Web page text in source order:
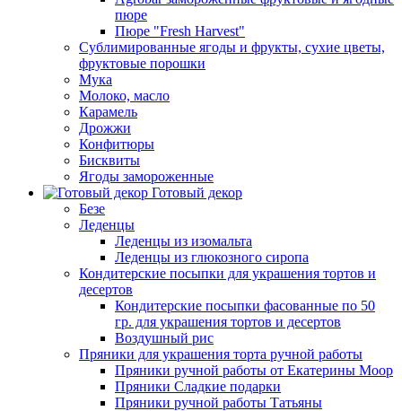
пюре
Пюре "Fresh Harvest"
Сублимированные ягоды и фрукты, сухие цветы,
фруктовые порошки
Мука
Молоко, масло
Карамель
Дрожжи
Конфитюры
Бисквиты
Ягоды замороженные
Готовый декор
Безе
Леденцы
Леденцы из изомальта
Леденцы из глюкозного сиропа
Кондитерские посыпки для украшения тортов и
десертов
Кондитерские посыпки фасованные по 50
гр. для украшения тортов и десертов
Воздушный рис
Пряники для украшения торта ручной работы
Пряники ручной работы от Екатерины Моор
Пряники Сладкие подарки
Пряники ручной работы Татьяны